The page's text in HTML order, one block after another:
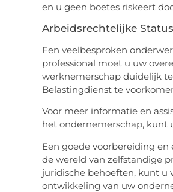
en u geen boetes riskeert
Arbeidsrechtelijke Status
Een veelbesproken
professional moet u uw
werknemerschap duidelijk
Belastingdienst te
Voor meer informatie en
het ondernemerschap, kunt
Een goede voorbereiding
de wereld van zelfstandige
juridische behoeften, kunt u
ontwikkeling van uw